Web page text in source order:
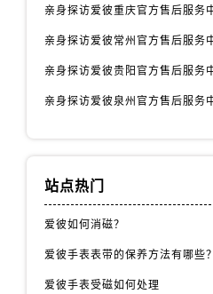
站点热门
爱彼如何消磁？
爱彼手表表带的保养方法有哪些？
爱彼手表受磁如何处理